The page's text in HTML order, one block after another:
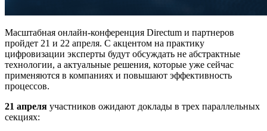
Масштабная онлайн-конференция Directum и партнеров
пройдет 21 и 22 апреля. С акцентом на практику
цифровизации эксперты будут обсуждать не абстрактные
технологии, а актуальные решения, которые уже сейчас
применяются в компаниях и повышают эффективность
процессов.
21 апреля участников ожидают доклады в трех параллельных
секциях: